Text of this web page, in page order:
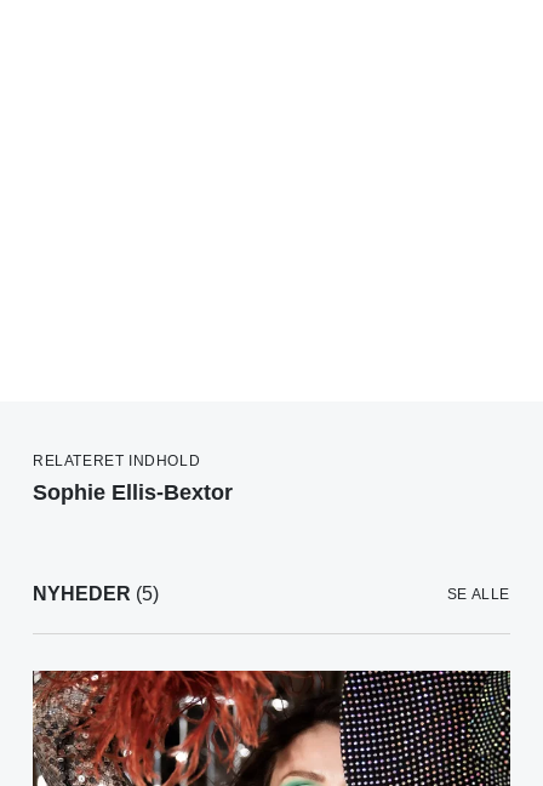
RELATERET INDHOLD
Sophie Ellis-Bextor
NYHEDER (5) SE ALLE